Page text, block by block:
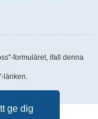
ge dig
formuläret, ifall denna
länken.